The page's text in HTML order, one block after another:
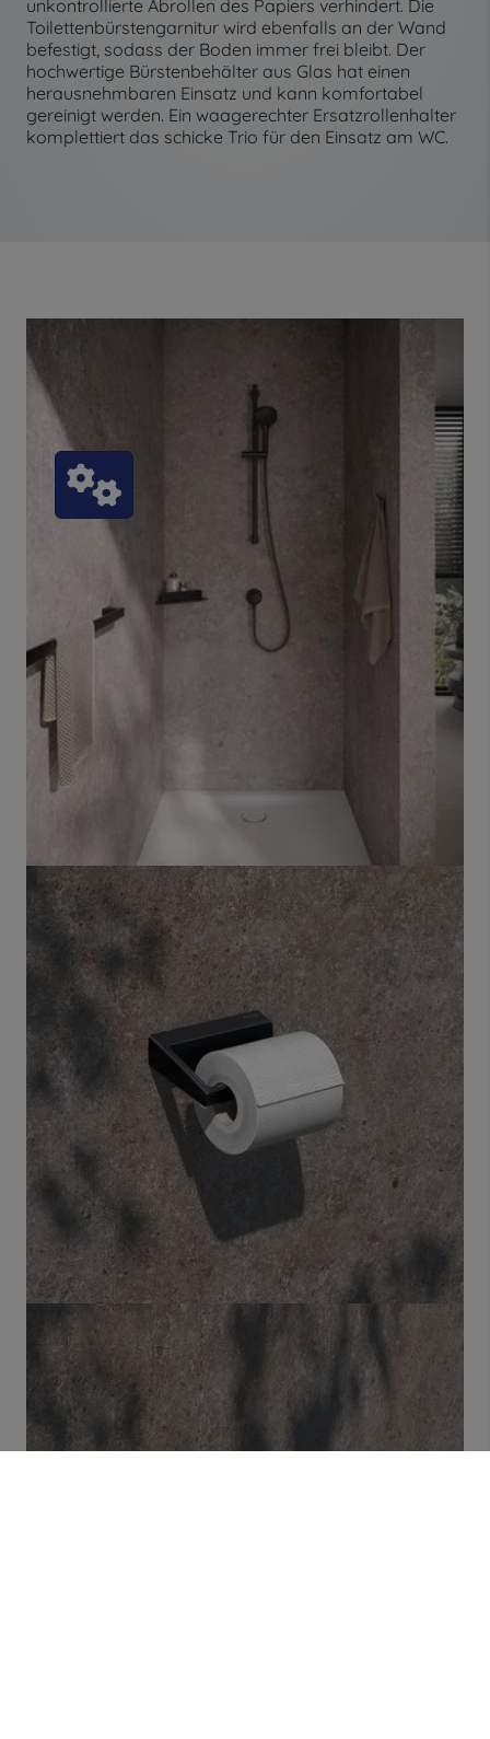
unkontrollierte Abrollen des Papiers verhindert. Die
Toilettenbürstengarnitur wird ebenfalls an der Wand
befestigt, sodass der Boden immer frei bleibt. Der
hochwertige Bürstenbehälter aus Glas hat einen
herausnehmbaren Einsatz und kann komfortabel
gereinigt werden. Ein waagerechter Ersatzrollenhalter
komplettiert das schicke Trio für den Einsatz am WC.